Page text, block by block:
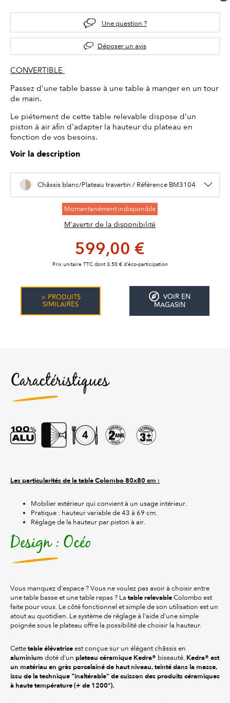
Une question ?
Déposer un avis
CONVERTIBLE
Passez d'une table basse à une table à manger en un tour
de main.
Le piétement de cette table relevable dispose d'un
piston à air afin d'adapter la hauteur du plateau en
fonction de vos besoins.
Voir la description
Châssis blanc/Plateau travertin / Référence BM3104
Momentanément indisponible
M'avertir de la disponibilité
599,00 €
Prix unitaire TTC dont 3,50 € d’éco-participation
> PRODUITS
SIMILAIRES
VOIR EN
MAGASIN
Caractéristiques
Les particularités de la table Colombo 80x80 cm :
Mobilier extérieur qui convient à un usage intérieur.
Pratique : hauteur variable de 43 à 69 cm.
Réglage de la hauteur par piston à air.
Design : Océo
Vous manquez d'espace ? Vous ne voulez pas avoir à choisir entre
une table basse et une table repas ? La table relevable Colombo est
faite pour vous. Le côté fonctionnel et simple de son utilisation est un
atout au quotidien. Le système de réglage à l'aide d'une simple
poignée sous le plateau offre la possibilité de choisir la hauteur.
Cette table élévatrice est conçue sur un élégant châssis en
aluminium doté d'un plateau céramique Kedra® biseauté. Kedra® est
un matériau en grès porcelainé de haut niveau, teinté dans la masse,
issu de la technique "inaltérable" de cuisson des produits céramiques
à haute température (+ de 1200°).